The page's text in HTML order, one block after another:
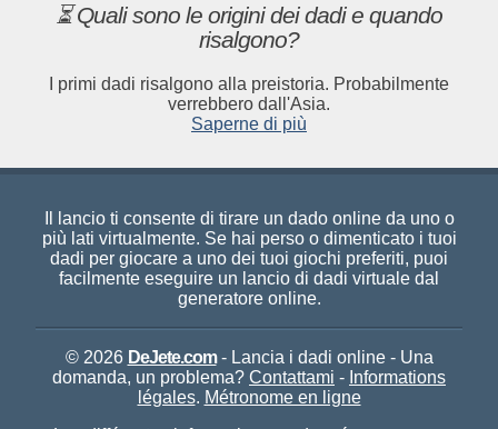
⏳ Quali sono le origini dei dadi e quando
risalgono?
I primi dadi risalgono alla preistoria. Probabilmente
verrebbero dall'Asia.
Saperne di più
Il lancio ti consente di tirare un dado online da uno o
più lati virtualmente. Se hai perso o dimenticato i tuoi
dadi per giocare a uno dei tuoi giochi preferiti, puoi
facilmente eseguire un lancio di dadi virtuale dal
generatore online.
© 2026 DeJete.com- Lancia i dadi online - Una
domanda, un problema? Contattami - Informations
légales. Métronome en ligne